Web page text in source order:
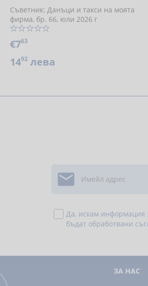
Съветник: Данъци и такси на моята
фирма, бр. 66, юли 2026 г
€763
1492 лева

Да, искам информация
бъдат обработвани
ЗА НАС